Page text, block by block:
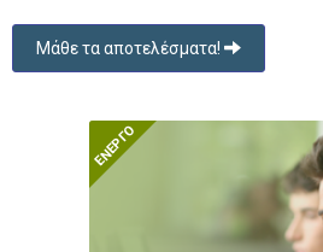
Μάθε τα αποτελέσματα!